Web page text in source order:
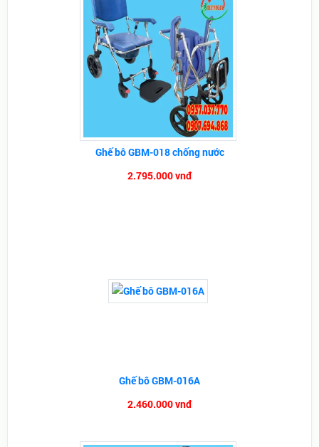
Ghế bô GBM-018 chống nước
2.795.000 vnđ
Ghế bô GBM-016A
2.460.000 vnđ